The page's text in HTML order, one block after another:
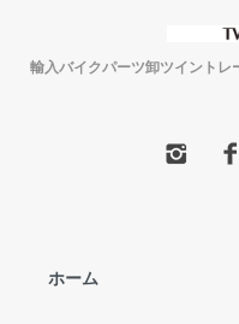
輸入バイクパーツ卸ツイント
ホーム